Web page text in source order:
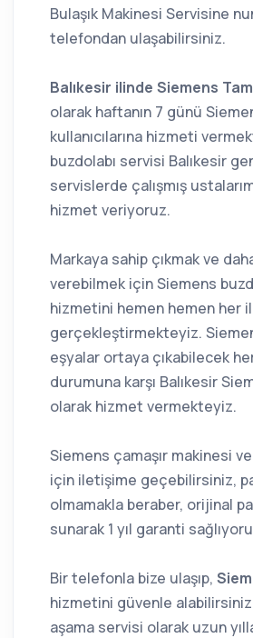
Bulaşık Makinesi Servisine
telefondan ulaşabilirsiniz.
Balıkesir ilinde Siemens
olarak haftanın 7 günü
kullanıcılarına hizmeti
buzdolabı servisi Balıkesir
servislerde çalışmış
hizmet veriyoruz.
Markaya sahip çıkmak ve
verebilmek için Siemens
hizmetini hemen hemen her
gerçekleştirmekteyiz.
eşyalar ortaya çıkabilecek
durumuna karşı Balıkesir
olarak hizmet vermekteyiz.
Siemens çamaşır makinesi
için iletişime geçebilirsiniz,
olmamakla beraber, orijinal
sunarak 1 yıl garanti
Bir telefonla bize ulaşıp,
hizmetini güvenle
aşama servisi olarak uzun